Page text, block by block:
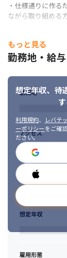
・仕様通りに作る
ながら取り組める
る方
もっと見る
勤務地・給
想定年収、待
利用規約、 レバテ
ーポリシーをご確
ださい。
勤務地
アクセス
勤務時間
想定年収
雇用形態